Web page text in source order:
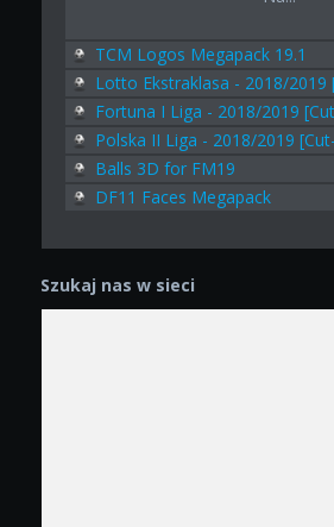
TCM Logos Megapack 19.1
Lotto Ekstraklasa - 2018/2019
Fortuna I Liga - 2018/2019
Polska II Liga - 2018/2019
Balls 3D for FM19
DF11 Faces Megapack
Szukaj nas w sieci